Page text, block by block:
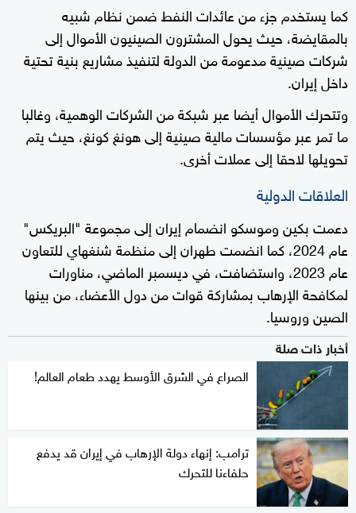
كما يستخدم جزء من عائدات النفط ضمن نظام شبيه
بالمقايضة، حيث يحول المشترون الصينيون الأموال إلى
شركات صينية مدعومة من الدولة لتنفيذ مشاريع بنية تحتية
داخل إيران.
وتتحرك الأموال أيضا عبر شبكة من الشركات الوهمية، وغالبا
ما تمر عبر مؤسسات مالية صينية إلى هونغ كونغ، حيث يتم
تحويلها لاحقا إلى عملات أخرى.
العلاقات الدولية
دعمت بكين وموسكو انضمام إيران إلى مجموعة "البريكس"
عام 2024، كما انضمت طهران إلى منظمة شنغهاي للتعاون
عام 2023، واستضافت، في ديسمبر الماضي، مناورات
لمكافحة الإرهاب بمشاركة قوات من دول الأعضاء، من بينها
الصين وروسيا.
أخبار ذات صلة
الصراع في الشرق الأوسط يهدد طعام العالم!
ترامب: إنهاء دولة الإرهاب في إيران قد يدفع
حلفاءنا للتحرك